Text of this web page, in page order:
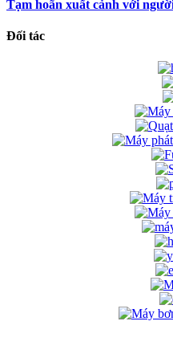
Tạm hoãn xuất cảnh với
Đối tác